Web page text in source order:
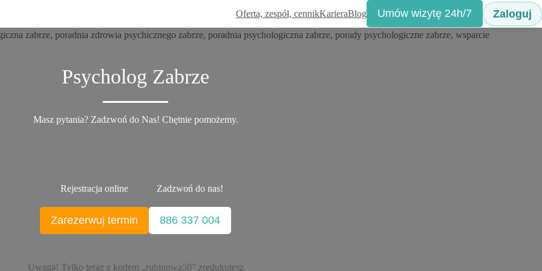
Oferta, zespół, cennikKarieraBlog Umów wizytę 24h/7 Zaloguj
Psycholog Zabrze
Masz pytania? Zadzwoń do Nas! Chętnie pomożemy.
Rejestracja online
Zarezerwuj termin
Zadzwoń do nas!
886 337 004
Uwaga! Tylko teraz z kodem „rubinowa50” zredukujesz